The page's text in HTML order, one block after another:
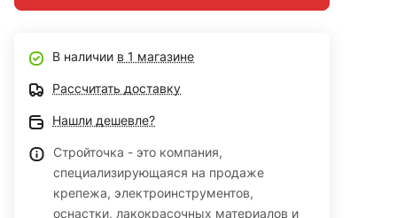
В наличии в 1 магазине
Рассчитать доставку
Нашли дешевле?
Стройточка - это компания,
специализирующаяся на продаже
крепежа, электроинструментов,
оснастки, лакокрасочных материалов и